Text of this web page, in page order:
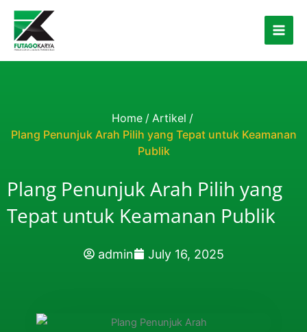
Skip to content
Home / Artikel /
Plang Penunjuk Arah Pilih yang Tepat untuk Keamanan
Publik
Plang Penunjuk Arah Pilih yang
Tepat untuk Keamanan Publik
admin July 16, 2025